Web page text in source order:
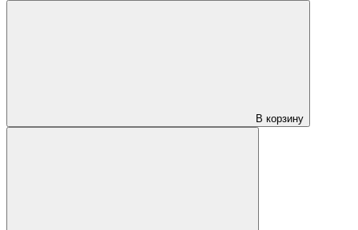
В корзину